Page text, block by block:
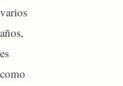
varios
años,
es
como